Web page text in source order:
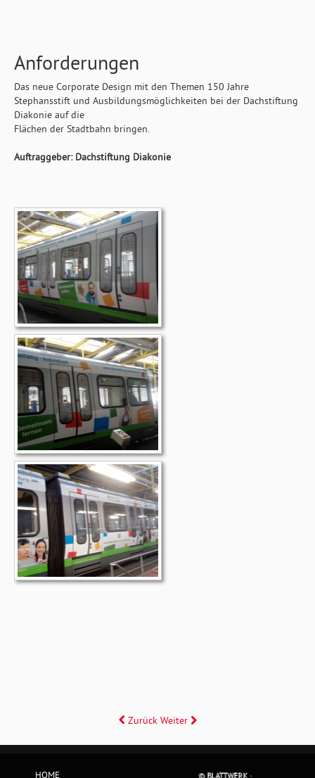
Anforderungen
Das neue Corporate Design mit den Themen 150 Jahre
Stephansstift und Ausbildungsmöglichkeiten bei der Dachstiftung
Diakonie auf die
Flächen der Stadtbahn bringen.
Auftraggeber: Dachstiftung Diakonie
Zurück Weiter
HOME © BLATTWERK ·